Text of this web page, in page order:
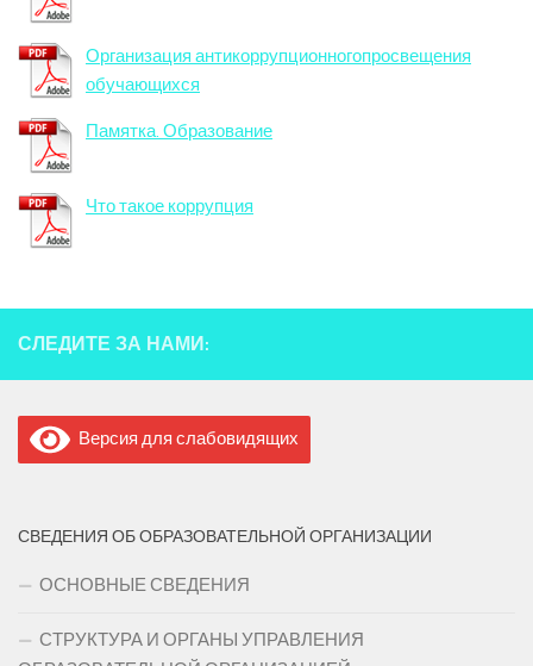
Организация антикоррупционногопросвещения
обучающихся
Памятка. Образование
Что такое коррупция
СЛЕДИТЕ ЗА НАМИ:
Версия для слабовидящих
СВЕДЕНИЯ ОБ ОБРАЗОВАТЕЛЬНОЙ ОРГАНИЗАЦИИ
ОСНОВНЫЕ СВЕДЕНИЯ
СТРУКТУРА И ОРГАНЫ УПРАВЛЕНИЯ